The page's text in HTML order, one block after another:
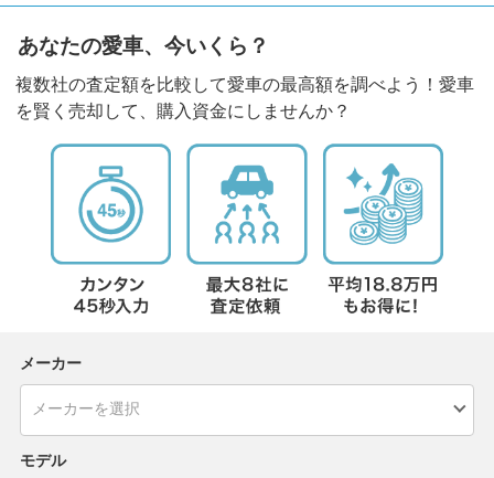
あなたの愛車、今いくら？
複数社の査定額を比較して愛車の最高額を調べよう！愛車
を賢く売却して、購入資金にしませんか？
メーカー
モデル